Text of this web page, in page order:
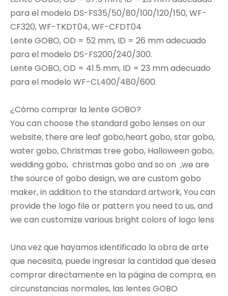
para el modelo DS-FS35/50/80/100/120/150, WF-
CF320, WF-TKDT04, WF-CFDT04
Lente GOBO, OD = 52 mm, ID = 26 mm adecuado
para el modelo DS-FS200/240/300.
Lente GOBO, OD = 41.5 mm, ID = 23 mm adecuado
para el modelo WF-CL400/480/600.
¿Cómo comprar la lente GOBO?
You can choose the standard gobo lenses on our
website, there are leaf gobo,heart gobo, star gobo,
water gobo, Christmas tree gobo, Halloween gobo,
wedding gobo, christmas gobo and so on ,we are
the source of gobo design, we are custom gobo
maker, in addition to the standard artwork, You can
provide the logo file or pattern you need to us, and
we can customize various bright colors of logo lens
Una vez que hayamos identificado la obra de arte
que necesita, puede ingresar la cantidad que desea
comprar directamente en la página de compra, en
circunstancias normales, las lentes GOBO